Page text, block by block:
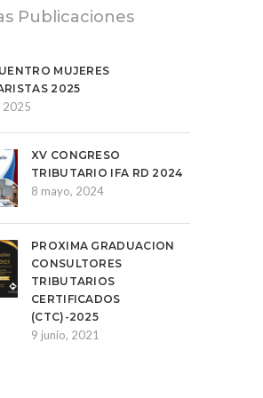
Publicaciones
MUJERES
2025
2025
XV CONGRESO
TRIBUTARIO IFA RD 2024
8 mayo, 2024
PROXIMA GRADUACION
CONSULTORES
TRIBUTARIOS
CERTIFICADOS
(CTC)-2025
9 junio, 2021